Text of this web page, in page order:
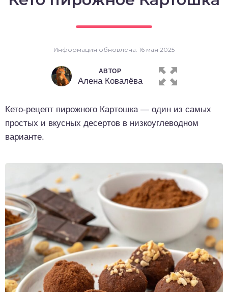
Информация обновлена: 16 мая 2025
АВТОР
Алена Ковалёва
Кето-рецепт пирожного Картошка — один из самых
простых и вкусных десертов в низкоуглеводном
варианте.